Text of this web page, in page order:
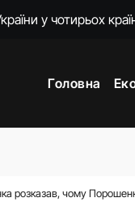
своїх
пояснила
Головна
розказав, чому